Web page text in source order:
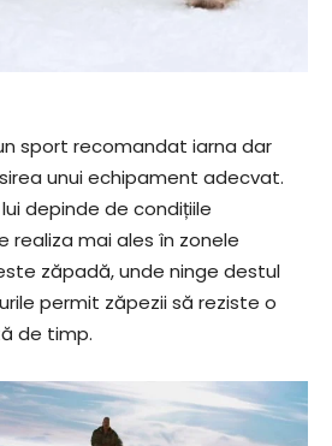
sport recomandat iarna dar
unui echipament adecvat.
depinde de condițiile
realiza mai ales în zonele
zăpadă, unde ninge destul
permit zăpezii să reziste o
de timp.